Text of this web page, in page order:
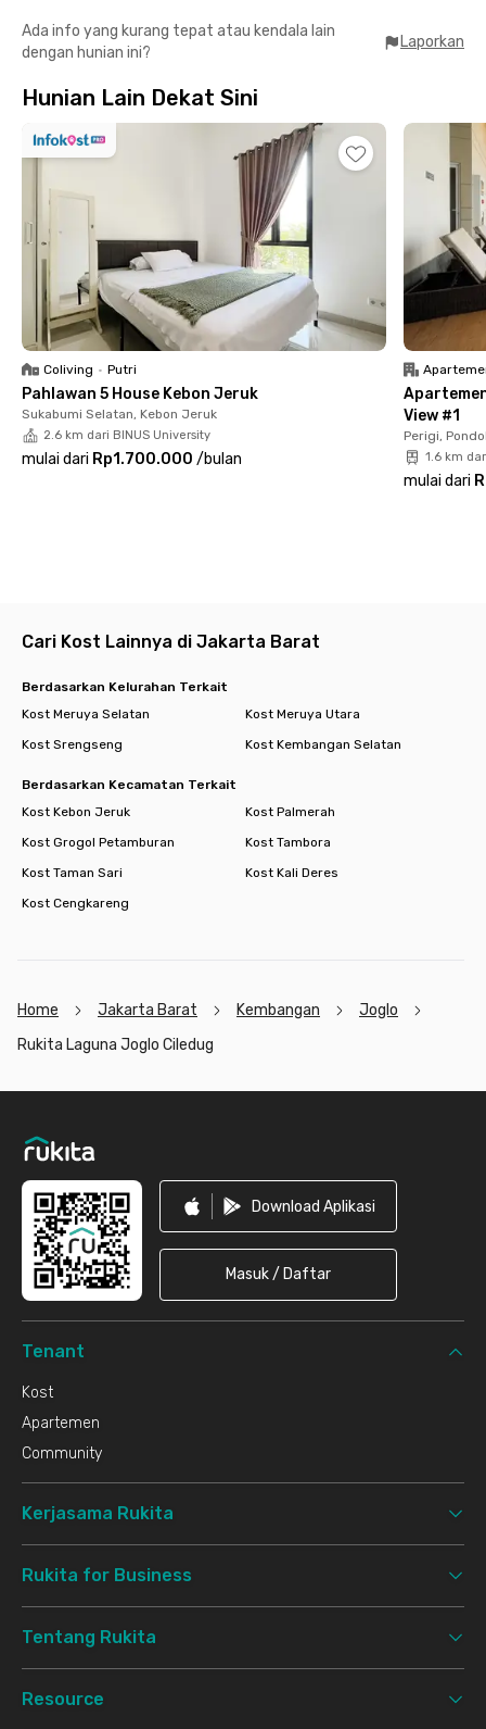
📍 Universitas Budi Luhur – 18 menit berkendara
📍 Puri Kembangan Business Area & Lippo Mall Puri – 8 menit
Dikelilingi café & restoran
📍 J.Co Reserve – Joglo
📍 McDonald's Joglo
📍 TOMORO Coffee
📍 Booster Coffee JKT
Fasilitas lengkap untuk kenyamananmu
✅ Kamar fully furnished + AC + TV
✅ Kamar mandi dalam + water heater
✅ WiFi cepat
✅ Area komunal
✅ Area parkir
Fasilitas bersama & layanan tambahan
✅ Dapur bersama
✅ Laundry
✅ Room cleaning
✅ CCTV 24/7
Dengan fasilitas lengkap dan lokasi yang super strategis,
tinggal di Rukita Laguna Joglo Ciledug bikin aktivitasmu
Ada info yang kurang tepat atau kendala lain
dengan hunian ini?
Laporkan
Hunian Lain Dekat Sini
Coliving • Putri
Pahlawan 5 House Kebon Jeruk
Sukabumi Selatan, Kebon Jeruk
2.6 km dari BINUS University
mulai dari Rp1.700.000 /bulan
View #1
Perigi,
1.6 km
mulai dari
Cari Kost Lainnya di Jakarta Barat
Berdasarkan Kelurahan Terkait
Kost Meruya Selatan
Kost Meruya Utara
Kost Srengseng
Kost Kembangan Selatan
Berdasarkan Kecamatan Terkait
Kost Kebon Jeruk
Kost Palmerah
Kost Grogol Petamburan
Kost Tambora
Kost Taman Sari
Kost Kali Deres
Kost Cengkareng
Home Jakarta Barat Kembangan
Joglo
Rukita Laguna Joglo Ciledug
Download Aplikasi
Masuk / Daftar
Tenant
Kost
Apartemen
Community
Kerjasama Rukita
Rukita for Business
Tentang Rukita
Resource